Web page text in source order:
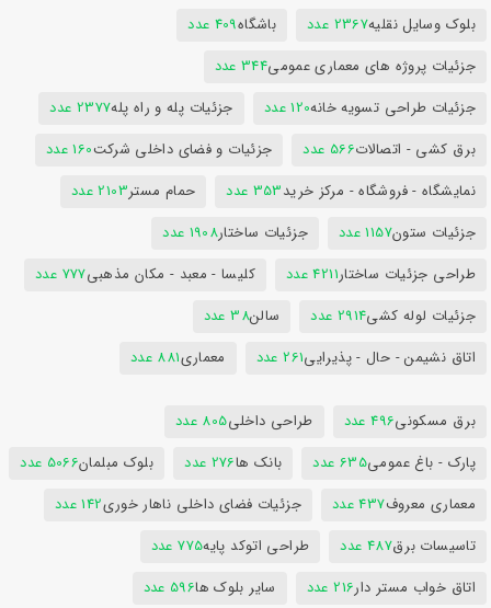
بلوک وسایل نقلیه2367 عدد باشگاه409 عدد
جزئیات پروژه های معماری عمومی344 عدد
جزئیات طراحی تسویه خانه120 عدد جزئیات پله و راه پله2377 عدد
برق کشی - اتصالات566 عدد جزئیات و فضای داخلی شرکت160 عدد
نمایشگاه - فروشگاه - مرکز خرید353 عدد حمام مستر2103 عدد
جزئیات ستون1157 عدد جزئیات ساختار1908 عدد
طراحی جزئیات ساختار4211 عدد کلیسا - معبد - مکان مذهبی777 عدد
جزئیات لوله کشی2914 عدد سالن38 عدد
اتاق نشیمن - حال - پذیرایی261 عدد معماری881 عدد
برق مسکونی496 عدد طراحی داخلی805 عدد
پارک - باغ عمومی635 عدد بانک ها276 عدد بلوک مبلمان5066 عدد
معماری معروف437 عدد جزئیات فضای داخلی ناهار خوری142 عدد
تاسیسات برق487 عدد طراحی اتوکد پایه775 عدد
اتاق خواب مستر دار216 عدد سایر بلوک ها596 عدد